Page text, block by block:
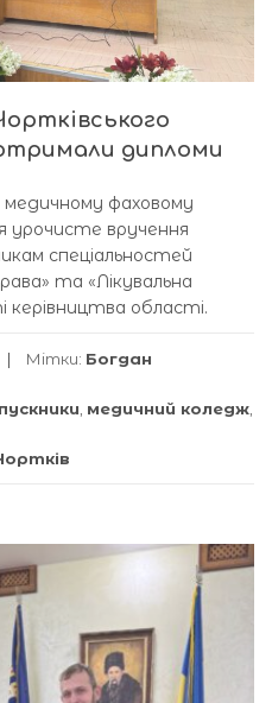
дипломи
медичному фаховому
урочисте вручення
спеціальностей
та «Лікувальна
керівництва області.
Мітки: Богдан
, медичний коледж,